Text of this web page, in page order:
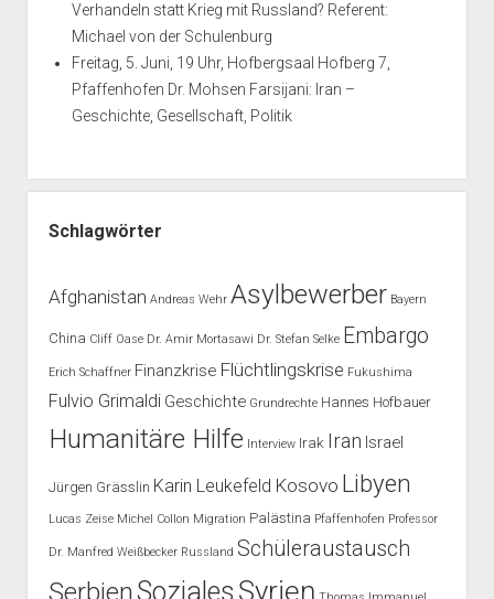
Verhandeln statt Krieg mit Russland? Referent:
Michael von der Schulenburg
Freitag, 5. Juni, 19 Uhr, Hofbergsaal Hofberg 7,
Pfaffenhofen Dr. Mohsen Farsijani: Iran –
Geschichte, Gesellschaft, Politik
Schlagwörter
Afghanistan Andreas Wehr Asylbewerber Bayern
China Cliff Oase Dr. Amir Mortasawi Dr. Stefan Selke Embargo
Erich Schaffner Finanzkrise Flüchtlingskrise Fukushima
Fulvio Grimaldi Geschichte Grundrechte Hannes Hofbauer
Humanitäre Hilfe Interview Irak Iran Israel
Jürgen Grässlin Karin Leukefeld Kosovo Libyen
Lucas Zeise Michel Collon Migration Palästina Pfaffenhofen Professor
Dr. Manfred Weißbecker Russland Schüleraustausch
SerbienSoziales Syrien